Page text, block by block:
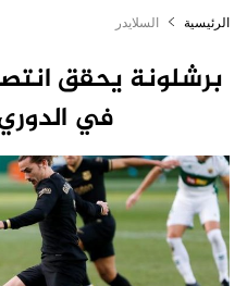
الرئيسية السلايدر
برشلونة يحقق
في